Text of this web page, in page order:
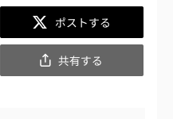
Twitter
共
有